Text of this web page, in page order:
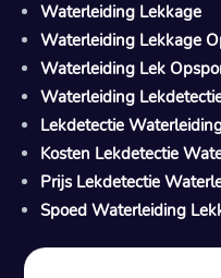
Waterleiding Lekkage
Waterleiding Lekkage
Waterleiding Lek
Waterleiding
Lekdetectie
Kosten Lekdetectie
Prijs Lekdetectie
Spoed Waterleiding